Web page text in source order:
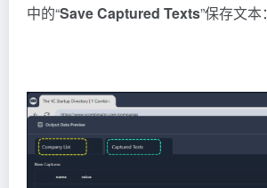
中的“Save Captured Texts”保存文本：